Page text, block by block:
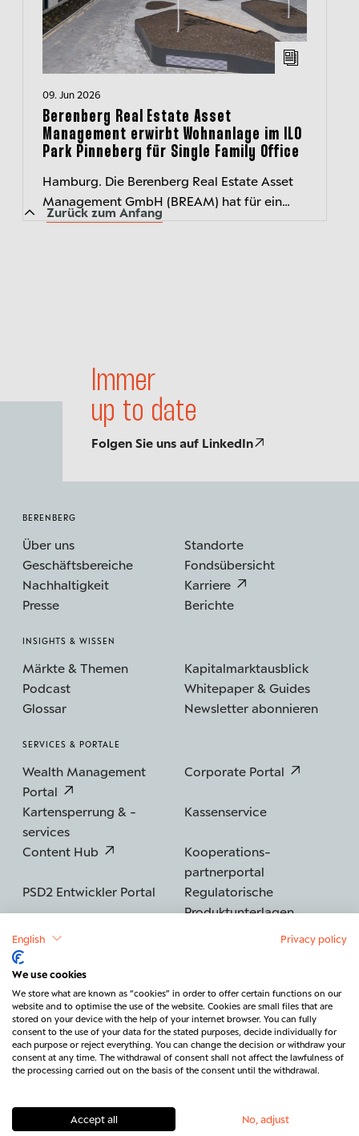
09. Jun 2026
Berenberg Real Estate Asset
Management erwirbt Wohnanlage im ILO
Park Pinneberg für Single Family Office
Hamburg. Die Berenberg Real Estate Asset
Management GmbH (BREAM) hat für ein
Individualmandat drei Wohnhäuser An der
Immer
up to date
Folgen Sie uns auf LinkedIn
Zurück zum Anfang
BERENBERG
Über uns
Standorte
Geschäftsbereiche
Fondsübersicht
Nachhaltigkeit
Karriere
Presse
Berichte
INSIGHTS & WISSEN
Märkte & Themen
Kapitalmarktausblick
Podcast
Whitepaper & Guides
Glossar
Newsletter abonnieren
SERVICES & PORTALE
Wealth Management
Portal
Corporate Portal
Kartensperrung & -
services
Kassenservice
Content Hub
Kooperations­
partnerportal
PSD2 Entwickler Portal
Regulatorische
Produktunterlagen
Datenschutz Sicherheit Barrierefreiheit
Rechtliches & Regulatorik
Vertrag widerrufen Kontakt
English Privacy policy
We use cookies
We store what are known as “cookies” in order to offer certain functions on our
website and to optimise the use of the website. Cookies are small files that are
stored on your device with the help of your internet browser. You can fully
consent to the use of your data for the stated purposes, decide individually for
each purpose or reject everything. You can change the decision or withdraw your
consent at any time. The withdrawal of consent shall not affect the lawfulness of
the processing carried out on the basis of the consent until the withdrawal.
Accept all No, adjust